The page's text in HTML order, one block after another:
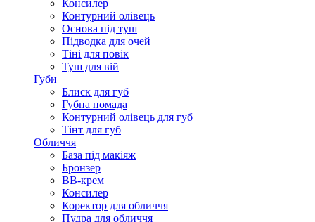
Консилер
Контурний олівець
Основа під туш
Підводка для очей
Тіні для повік
Туш для вій
Губи
Блиск для губ
Губна помада
Контурний олівець для губ
Тінт для губ
Обличчя
База під макіяж
Бронзер
ВВ-крем
Консилер
Коректор для обличчя
Пудра для обличчя